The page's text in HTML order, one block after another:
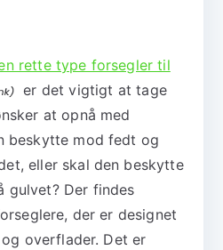
rette type forsegler til
er det vigtigt at tage
at opnå med
beskytte mod fedt og
eller skal den beskytte
gulvet? Der findes
der er designet
overflader. Det er